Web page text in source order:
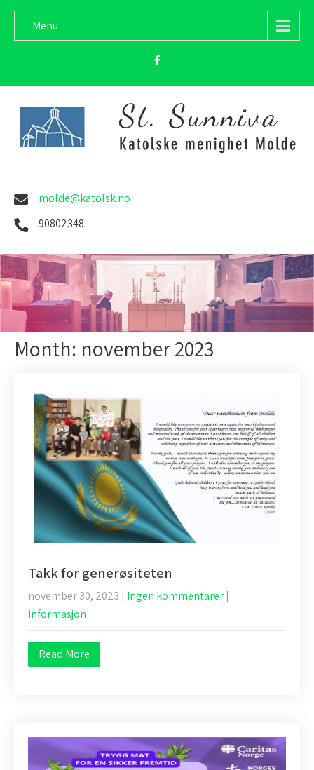
Menu
molde@katolsk.no
90802348
Month: november 2023
Takk for generøsiteten
november 30, 2023 | Ingen kommentarer |
Informasjon
Read More